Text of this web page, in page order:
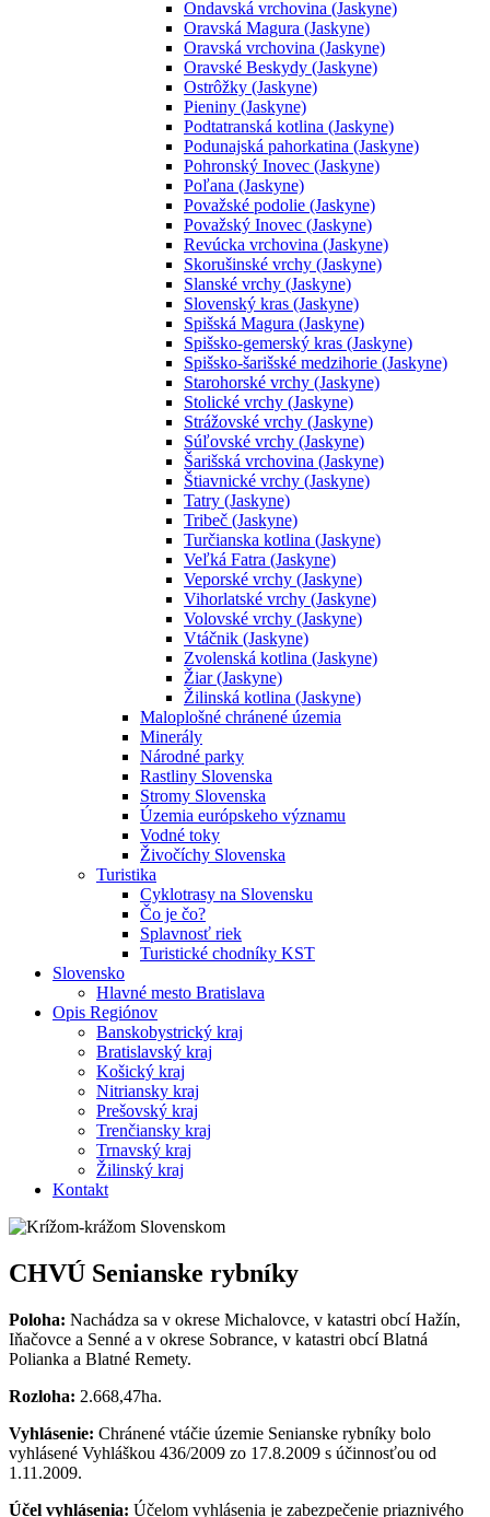
Ondavská vrchovina (Jaskyne)
Oravská Magura (Jaskyne)
Oravská vrchovina (Jaskyne)
Oravské Beskydy (Jaskyne)
Ostrôžky (Jaskyne)
Pieniny (Jaskyne)
Podtatranská kotlina (Jaskyne)
Podunajská pahorkatina (Jaskyne)
Pohronský Inovec (Jaskyne)
Poľana (Jaskyne)
Považské podolie (Jaskyne)
Považský Inovec (Jaskyne)
Revúcka vrchovina (Jaskyne)
Skorušinské vrchy (Jaskyne)
Slanské vrchy (Jaskyne)
Slovenský kras (Jaskyne)
Spišská Magura (Jaskyne)
Spišsko-gemerský kras (Jaskyne)
Spišsko-šarišské medzihorie (Jaskyne)
Starohorské vrchy (Jaskyne)
Stolické vrchy (Jaskyne)
Strážovské vrchy (Jaskyne)
Súľovské vrchy (Jaskyne)
Šarišská vrchovina (Jaskyne)
Štiavnické vrchy (Jaskyne)
Tatry (Jaskyne)
Tribeč (Jaskyne)
Turčianska kotlina (Jaskyne)
Veľká Fatra (Jaskyne)
Veporské vrchy (Jaskyne)
Vihorlatské vrchy (Jaskyne)
Volovské vrchy (Jaskyne)
Vtáčnik (Jaskyne)
Zvolenská kotlina (Jaskyne)
Žiar (Jaskyne)
Žilinská kotlina (Jaskyne)
Maloplošné chránené územia
Minerály
Národné parky
Rastliny Slovenska
Stromy Slovenska
Územia európskeho významu
Vodné toky
Živočíchy Slovenska
Turistika
Cyklotrasy na Slovensku
Čo je čo?
Splavnosť riek
Turistické chodníky KST
Slovensko
Hlavné mesto Bratislava
Opis Regiónov
Banskobystrický kraj
Bratislavský kraj
Košický kraj
Nitriansky kraj
Prešovský kraj
Trenčiansky kraj
Trnavský kraj
Žilinský kraj
Kontakt
CHVÚ Senianske rybníky
Poloha: Nachádza sa v okrese Michalovce, v katastri obcí Hažín,
Iňačovce a Senné a v okrese Sobrance, v katastri obcí Blatná
Polianka a Blatné Remety.
Rozloha: 2.668,47ha.
Vyhlásenie: Chránené vtáčie územie Senianske rybníky bolo
vyhlásené Vyhláškou 436/2009 zo 17.8.2009 s účinnosťou od
1.11.2009.
Účel vyhlásenia: Účelom vyhlásenia je zabezpečenie priaznivého